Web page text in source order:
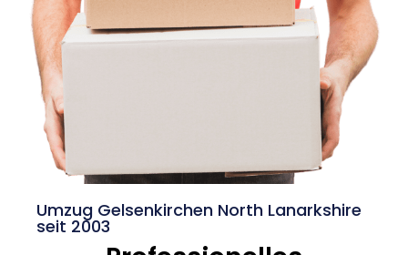
Umzug Gelsenkirchen North Lanarkshire
seit 2003